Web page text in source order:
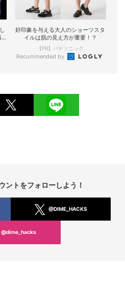
好印象を与える大人のショーツスタ
イルは肌の見え方が重要！？
【PR】パナソニック
Recommended by
ントをフォローしよう！
@DIME_HACKS
@dime_hacks